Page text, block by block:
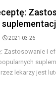
2021-03-26
Zastosowanie i
lekarzy jest